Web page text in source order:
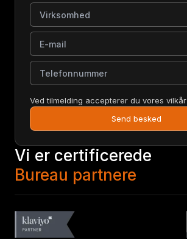
Virksomhed
E-mail
Telefonnummer
Ved tilmelding accepterer du vores vilkår
Send besked
Vi er certificerede
Bureau partnere